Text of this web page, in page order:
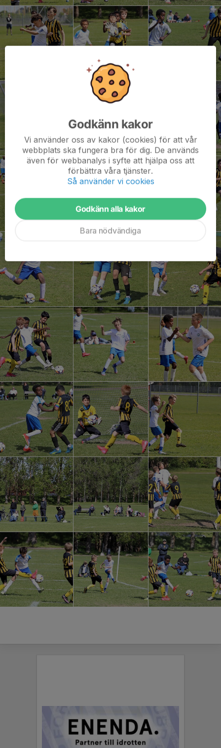
Godkänn kakor
Vi använder oss av kakor (cookies) för att vår
webbplats ska fungera bra för dig. De används
även för webbanalys i syfte att hjälpa oss att
förbättra våra tjänster.
Så använder vi cookies
Godkänn alla kakor
Bara nödvändiga